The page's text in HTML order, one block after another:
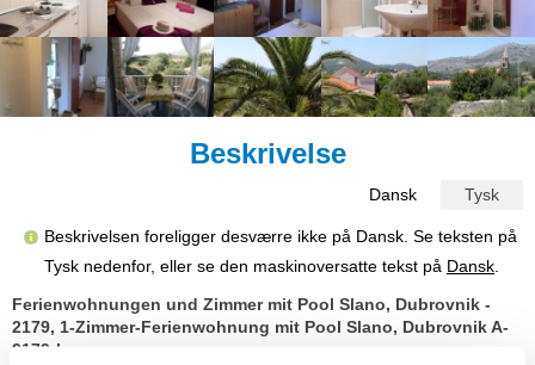
Beskrivelse
Dansk Tysk
Beskrivelsen foreligger desværre ikke på Dansk. Se teksten på
Tysk nedenfor, eller se den maskinoversatte tekst på Dansk
Ferienwohnungen und Zimmer mit Pool Slano, Dubrovnik -
2179, 1-Zimmer-Ferienwohnung mit Pool Slano, Dubrovnik A-
2179-b